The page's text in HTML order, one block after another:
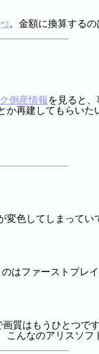
*2 。金額に換算するの
倒産情報 を見ると
再建してもらいた
色してしまって
はファーストプレ
質はもうひとつ
んなのアリスソフ